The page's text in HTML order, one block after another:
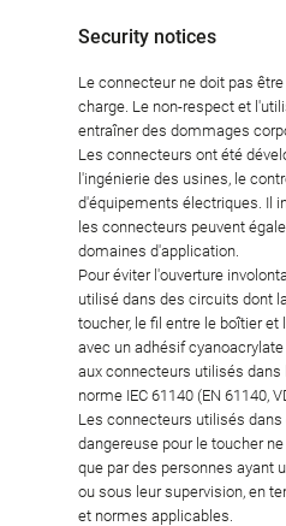
Security notices
Le connecteur ne doit pas
charge. Le non-respect et
entraîner des dommages
Les connecteurs ont été
l'ingénierie des usines, le
d'équipements électriques. Il
les connecteurs peuvent
domaines d'application.
Pour éviter l'ouverture
utilisé dans des circuits dont
toucher, le fil entre le boîtier
avec un adhésif
aux connecteurs utilisés dans
norme IEC 61140 (EN 61140,
Les connecteurs utilisés
dangereuse pour le toucher
que par des personnes ayant
ou sous leur supervision, en
et normes applicables.